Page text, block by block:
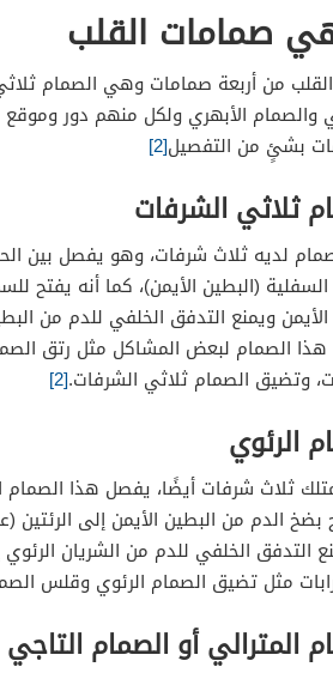
صمامات القلب
من أربعة صمامات وهي الصمام
والصمام الأبهري ولكل منهم دور
بشئٍ من التفصيل[2]
ثلاثي الشرفات
لديه ثلاث شرفات، وهو يفصل بين
(البطين الأيمن)، كما أنه يفتح
ويمنع التدفق الخلفي للدم من
الصمام لبعض المشاكل مثل رتق
وتضيق الصمام ثلاثي الشرفات.[2]
الرئوي
ثلاث شرفات أيضًا، يفصل هذا الصمام
الدم من البطين الأيمن إلى الرئتين
التدفق الخلفي للدم من الشريان
مثل تضيق الصمام الرئوي وقلس
المترالي أو الصمام التاجي